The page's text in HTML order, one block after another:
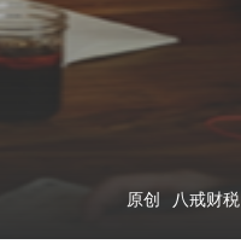
原创 八戒财税